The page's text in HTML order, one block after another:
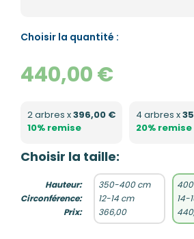
Choisir la quantité :
440,00 €
2 arbres x396,00 €
10% remise
4 arbres x
20% remise
Choisir la taille:
Hauteur:
Circonférence:
Prix:
350-400 cm
12-14 cm
366,00
14-